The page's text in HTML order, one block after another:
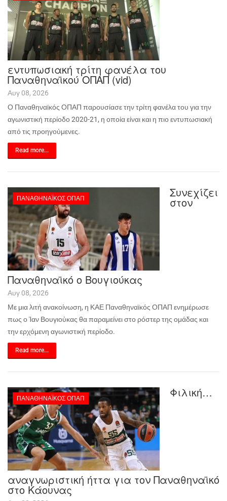
εντυπωσιακή τρίτη φανέλα του
Παναθηναϊκού ΟΠΑΠ (vid)
Αυγ 08, 2026
Ο Παναθηναϊκός ΟΠΑΠ παρουσίασε την τρίτη φανέλα του για την
αγωνιστική περίοδο 2020-21, η οποία είναι και η πιο εντυπωσιακή
από τις προηγούμενες.
Read more...
ΠΑΝΑΘΗΝΑΪΚΌΣ ΟΠΑΠ Συνεχίζει
στον
Παναθηναϊκό ο Βουγιούκας
Αυγ 08, 2026
Με μια λιτή ανακοίνωση, η ΚΑΕ Παναθηναϊκός ΟΠΑΠ ενημέρωσε
πως ο Ίαν Βουγιούκας θα παραμείνει στο ρόστερ της ομάδας και
την ερχόμενη αγωνιστική περίοδο.
Read more...
ΠΑΝΑΘΗΝΑΪΚΌΣ ΟΠΑΠ Φιλική…
αναγνωριστική ήττα για τον Παναθηναϊκό
στο Κάουνας